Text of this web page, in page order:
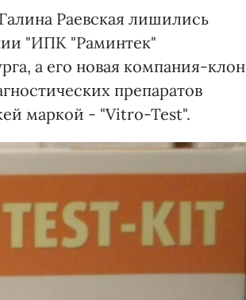
Раевская лишились
"ИПК "Раминтек"
а его новая компания-клон
препаратов
маркой - "Vitro-Test".